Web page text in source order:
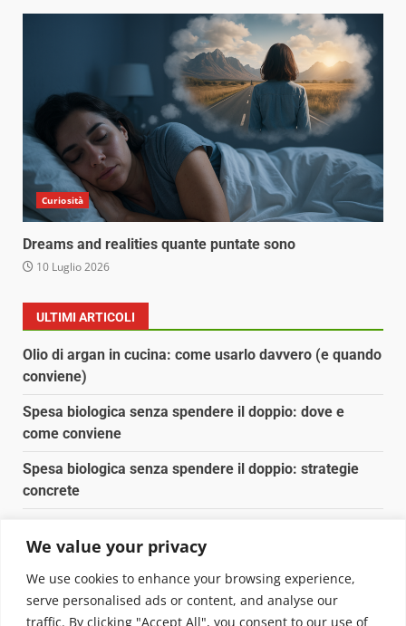
We value your privacy
We use cookies to enhance your browsing experience,
serve personalised ads or content, and analyse our
traffic. By clicking "Accept All", you consent to our use of
Curiosità
Dreams and realities quante puntate sono
10 Luglio 2026
ULTIMI ARTICOLI
Olio di argan in cucina: come usarlo davvero (e quando
conviene)
Spesa biologica senza spendere il doppio: dove e
come conviene
Spesa biologica senza spendere il doppio: strategie
concrete
Pulizia naturale della casa: 3 ingredienti che
sostituiscono 10 prodotti chimici